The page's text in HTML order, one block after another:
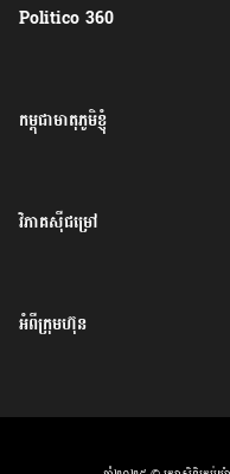
Politico 360
កម្ពុជាមាតុភូមិខ្ញុំ
វិភាគសុីជម្រៅ
អំពីក្រុមហ៊ុន